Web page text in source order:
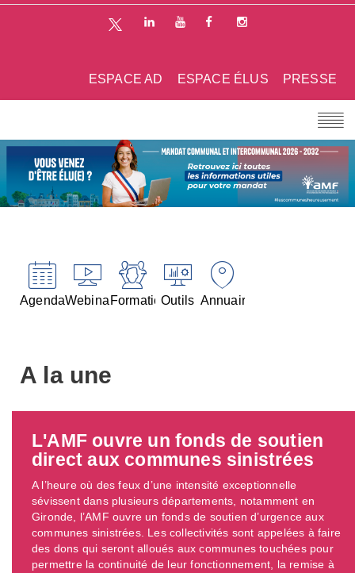
PRESSE
ESPACE ÉLUS
ESPACE AD
AgendaWebinairesFormationsOutils Annuaires
A la une
L'AMF ouvre un fonds de soutien
direct aux communes sinistrées
A l’heure où des feux d’une intensité exceptionnelle
sévissent dans plusieurs départements, notamment en
Gironde, l’AMF ouvre un fonds de soutien d’urgence aux
communes sinistrées. Les collectivités sont appelées à faire
des dons qui seront alloués aux communes touchées pour
permettre la continuité de leur fonctionnement, la remise à